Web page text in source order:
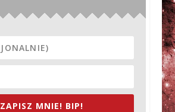
ZAPISZ MNIE! BIP!